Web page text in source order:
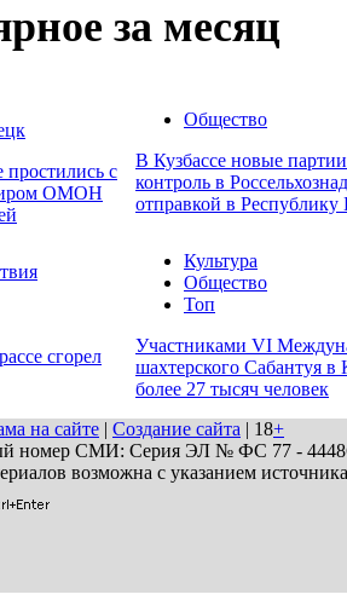
за месяц
с
ОМОН
Общество
В Кузбассе новые
контроль в
отправкой в Республику
сгорел
Культура
Общество
Топ
Участниками VI
шахтерского Сабантуя в
более 27 тысяч человек
на сайте | Создание сайта | 18+
номер СМИ: Серия ЭЛ № ФС 77 - 44486
возможна с указанием